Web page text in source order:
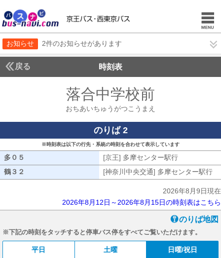
お知らせ 2件のお知らせがあります
戻る 時刻表
落合中学校前
おちあいちゅうがつこうまえ
のりば 2
※時刻表は以下の行先・系統の時刻を合わせて表示しています
多０５ [京王] 多摩センター駅行
鶴３２
[神奈川中央交通] 多摩センター駅行
2026年8月9日現在
2026年8月12日～2026年8月15日の時刻表はこちら
のりば地図
※下記の時刻をタッチすると停車バス停をすべてご覧いただけます。
平日 土曜 日曜/祝日